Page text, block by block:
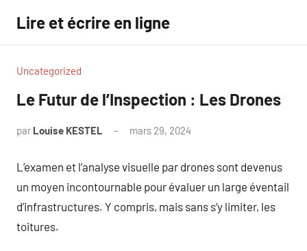
contenu
Lire et écrire en ligne
Uncategorized
Le Futur de l’Inspection : Les Drones
par Louise KESTEL mars 29, 2024
L’examen et l’analyse visuelle par drones sont devenus
un moyen incontournable pour évaluer un large éventail
d’infrastructures. Y compris, mais sans s’y limiter, les
toitures.